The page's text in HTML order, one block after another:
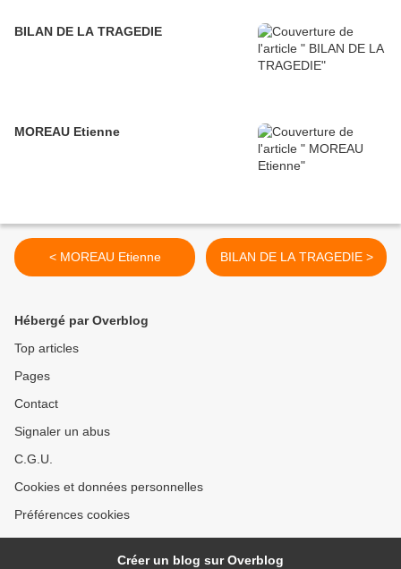
BILAN DE LA TRAGEDIE
MOREAU Etienne
< MOREAU Etienne BILAN DE LA TRAGEDIE >
Hébergé par Overblog
Top articles
Pages
Contact
Signaler un abus
C.G.U.
Cookies et données personnelles
Préférences cookies
Créer un blog sur Overblog